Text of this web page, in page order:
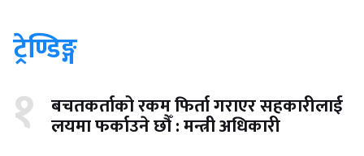
ट्रेण्डिङ्ग
१ बचतकर्ताको रकम फिर्ता गराएर सहकारीलाई
लयमा फर्काउने छौँ : मन्त्री अधिकारी